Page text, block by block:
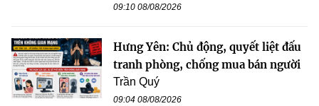
09:10 08/08/2026
Hưng Yên: Chủ động, quyết liệt đấu
tranh phòng, chống mua bán người
Trần Quý
09:04 08/08/2026